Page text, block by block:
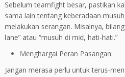
Sebelum teamfight besar, pastikan
sama lain tentang keberadaan
melakukan serangan. Misalnya,
lane” atau “musuh di mid, hati-hati.”
Menghargai Peran Pasangan:
Jangan merasa perlu untuk terus-